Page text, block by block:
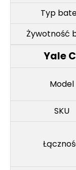
Typ
Żywotność
Yale
Model
SKU